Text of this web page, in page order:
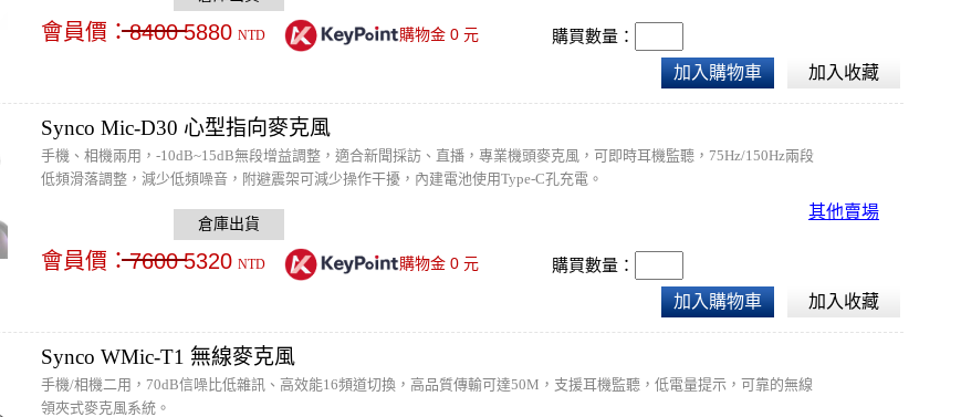
會員價：8400 5880 NTD 購物金 0元 購買數量：
加入購物車 加入收藏
Synco Mic-D30 心型指向麥克風
手機、相機兩用，-10dB~15dB無段增益調整，適合新聞採訪、直播，專業機頭麥克風，可即時耳機監聽，75Hz/150Hz兩段
低頻滑落調整，減少低頻噪音，附避震架可減少操作干擾，內建電池使用Type-C孔充電。
其他賣場
會員價：7600 5320 NTD 購物金 0元 購買數量：
加入購物車 加入收藏
Synco WMic-T1 無線麥克風
手機/相機二用，70dB信噪比低雜訊、高效能16頻道切換，高品質傳輸可達50M，支援耳機監聽，低電量提示，可靠的無線
領夾式麥克風系統。